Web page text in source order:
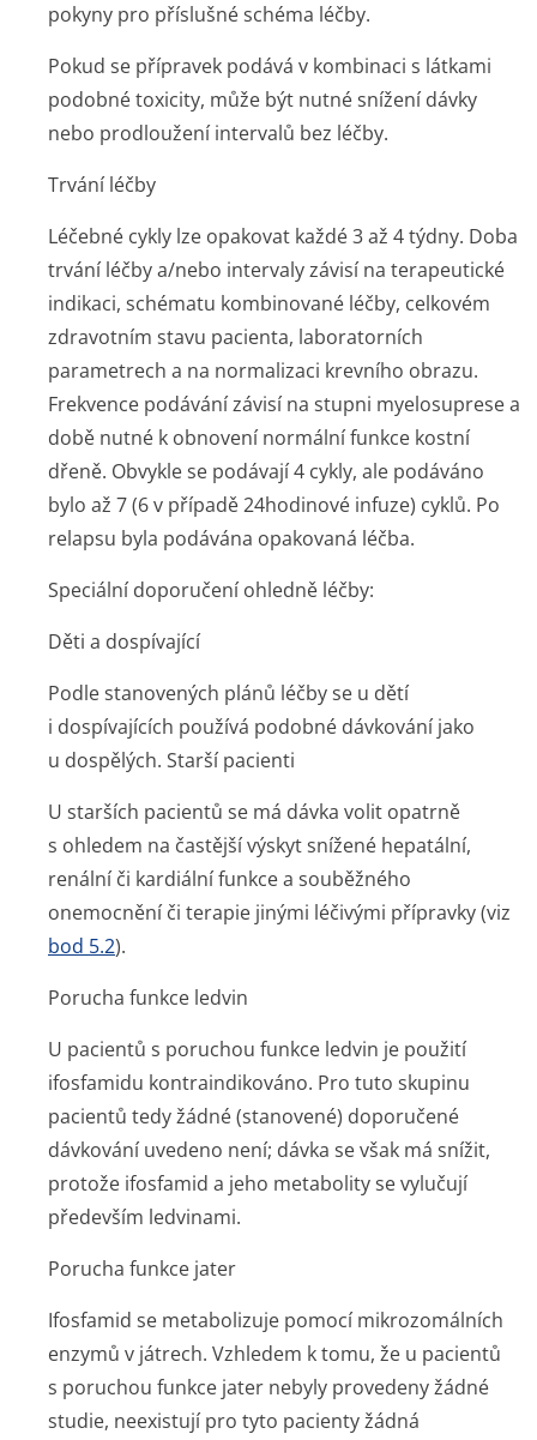
pokyny pro příslušné schéma léčby.
Pokud se přípravek podává v kombinaci s látkami
podobné toxicity, může být nutné snížení dávky
nebo prodloužení intervalů bez léčby.
Trvání léčby
Léčebné cykly lze opakovat každé 3 až 4 týdny. Doba
trvání léčby a/nebo intervaly závisí na terapeutické
indikaci, schématu kombinované léčby, celkovém
zdravotním stavu pacienta, laboratorních
parametrech a na normalizaci krevního obrazu.
Frekvence podávání závisí na stupni myelosuprese a
době nutné k obnovení normální funkce kostní
dřeně. Obvykle se podávají 4 cykly, ale podáváno
bylo až 7 (6 v případě 24hodinové infuze) cyklů. Po
relapsu byla podávána opakovaná léčba.
Speciální doporučení ohledně léčby:
Děti a dospívající
Podle stanovených plánů léčby se u dětí
i dospívajících používá podobné dávkování jako
u dospělých. Starší pacienti
U starších pacientů se má dávka volit opatrně
s ohledem na častější výskyt snížené hepatální,
renální či kardiální funkce a souběžného
onemocnění či terapie jinými léčivými přípravky (viz
bod 5.2).
Porucha funkce ledvin
U pacientů s poruchou funkce ledvin je použití
ifosfamidu kontraindikováno. Pro tuto skupinu
pacientů tedy žádné (stanovené) doporučené
dávkování uvedeno není; dávka se však má snížit,
protože ifosfamid a jeho metabolity se vylučují
především ledvinami.
Porucha funkce jater
Ifosfamid se metabolizuje pomocí mikrozomálních
enzymů v játrech. Vzhledem k tomu, že u pacientů
s poruchou funkce jater nebyly provedeny žádné
studie, neexistují pro tyto pacienty žádná